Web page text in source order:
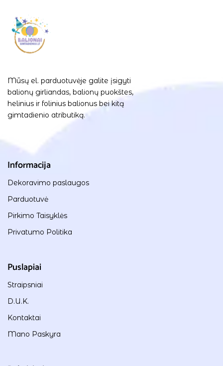
Mūsų el. parduotuvėje galite įsigyti
balionų girliandas, balionų puokštes,
helinius ir folinius balionus bei kitą
gimtadienio atributiką.
Informacija
Dekoravimo paslaugos
Parduotuvė
Pirkimo Taisyklės
Privatumo Politika
Puslapiai
Straipsniai
D.U.K.
Kontaktai
Mano Paskyra